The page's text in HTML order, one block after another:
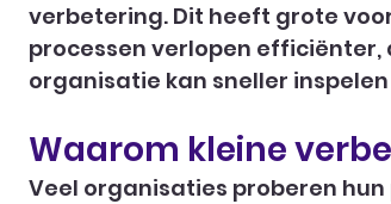
verbetering. Dit heeft grote
processen verlopen
organisatie kan sneller
Waarom kleine
Veel organisaties proberen